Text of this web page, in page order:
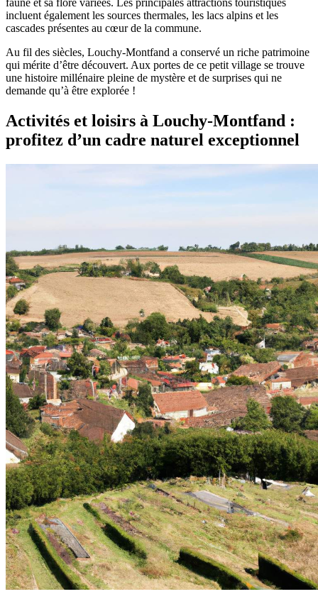
faune et sa flore variées. Les principales attractions touristiques
incluent également les sources thermales, les lacs alpins et les
cascades présentes au cœur de la commune.
Au fil des siècles, Louchy-Montfand a conservé un riche patrimoine
qui mérite d’être découvert. Aux portes de ce petit village se trouve
une histoire millénaire pleine de mystère et de surprises qui ne
demande qu’à être explorée !
Activités et loisirs à Louchy-Montfand :
profitez d’un cadre naturel exceptionnel